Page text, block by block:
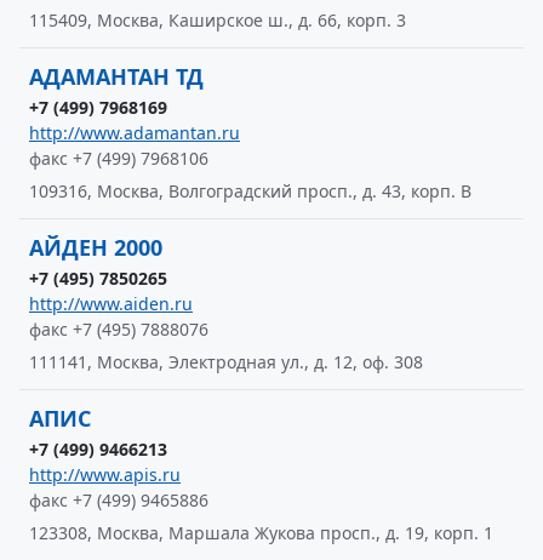
115409, Москва, Каширское ш., д. 66, корп. 3
АДАМАНТАН ТД
+7 (499) 7968169
http://www.adamantan.ru
факс +7 (499) 7968106
109316, Москва, Волгоградский просп., д. 43, корп. В
АЙДЕН 2000
+7 (495) 7850265
http://www.aiden.ru
факс +7 (495) 7888076
111141, Москва, Электродная ул., д. 12, оф. 308
АПИС
+7 (499) 9466213
http://www.apis.ru
факс +7 (499) 9465886
123308, Москва, Маршала Жукова просп., д. 19, корп. 1